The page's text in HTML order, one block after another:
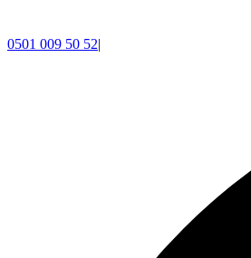
0501 009 50 52|